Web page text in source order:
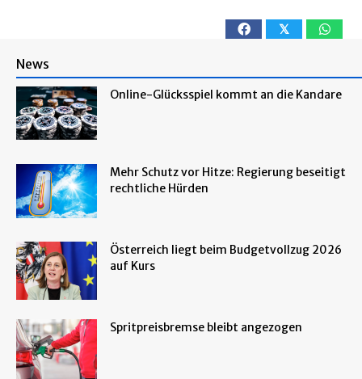
𝕏
News
Online-Glücksspiel kommt an die Kandare
Mehr Schutz vor Hitze: Regierung beseitigt
rechtliche Hürden
Österreich liegt beim Budgetvollzug 2026
auf Kurs
Spritpreisbremse bleibt angezogen